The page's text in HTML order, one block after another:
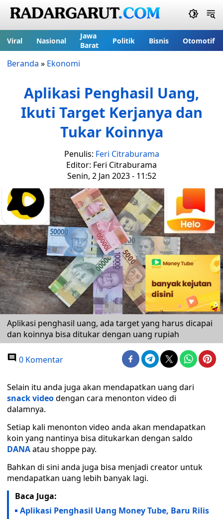
Viral Nasional
Jawa
Barat
Politik Bisnis Otomotif
Beranda » Ekonomi
Aplikasi Penghasil Uang,
Ikuti Target Kerjanya dan
Tukar Koinnya
Penulis: Feri Citraburama
Editor: Feri Citraburama
Senin, 2 Jan 2023 - 11:52
Aplikasi penghasil uang, ada target yang harus dicapai
dan koinnya bisa ditukar dengan uang rupiah
0 Komentar
Selain itu anda juga akan mendapatkan uang dari
snack videodengan cara menonton video di
dalamnya.
Setiap kali menonton video anda akan mendapatkan
koin yang nantinya bisa ditukarkan dengan saldo
DANAatau shoppe pay.
Bahkan di sini anda juga bisa menjadi creator untuk
mendapatkan uang lebih banyak lagi.
Baca Juga:
Aplikasi Penghasil Uang Money Tube, Baru Rilis